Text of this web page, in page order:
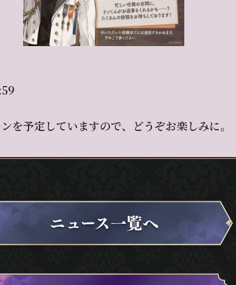
を予定していますので、どうぞお楽しみに。